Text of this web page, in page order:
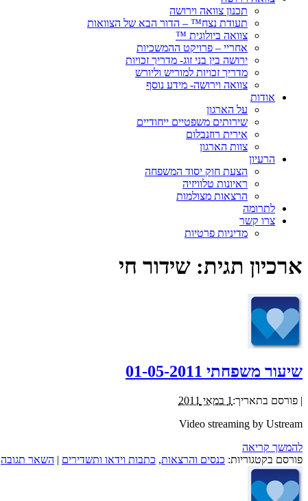
תכנון צוואה וירושה
תעודת נצח™ – הדור הבא של הצוואות
צוואה ביולוגית ™
אחריי – פרויקט ההמשכיות
ירושה בין בני זוג- מדריך זכויות
מדריך זכויות למוריש וליורש
צוואה וירושה- מידע נוסף
אודות
על הארגון
שירותים משפטיים ייחודיים
אירית רוזנבלום
צוות הארגון
הרעיון
הצעת חוק יסוד המשפחה
ראיונות טלוויזיה
הרצאות מצולמות
לתרומה
צרו קשר
מדיניות פרטיות
ארכיון תגית: שידור חי
שיעור משפחתי 01-05-2011
| פורסם בתאריך: 1 במאי 2011
Video streaming by Ustream
להמשך קריאה
פורסם בקטגוריות: כנסים והרצאות, כתבות וידאו ותשדירים | השאר תגובה